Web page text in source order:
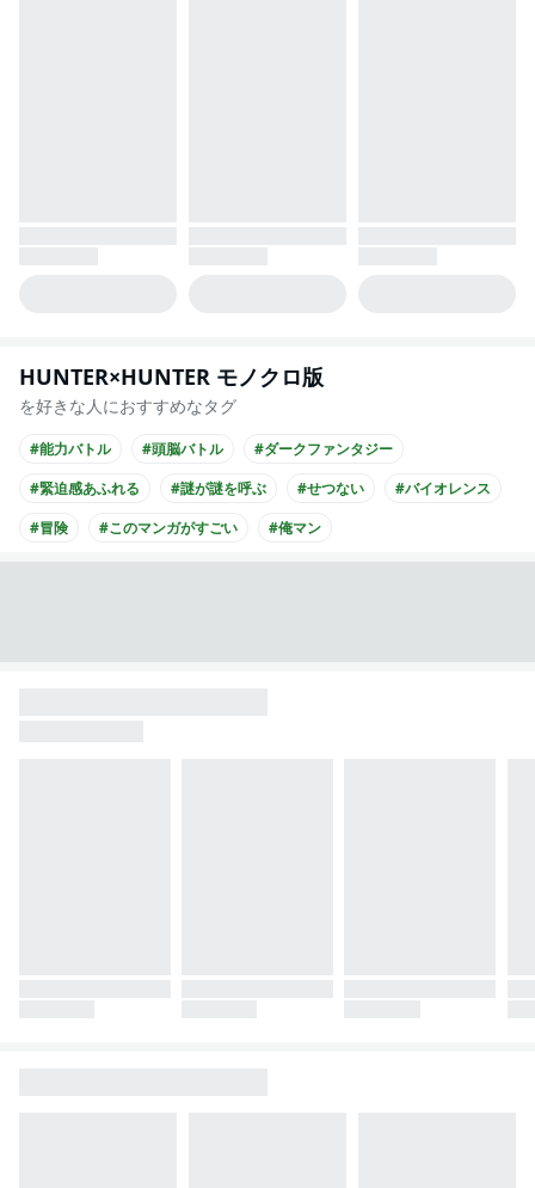
HUNTER×HUNTER モノクロ版
を好きな人におすすめなタグ
#能力バトル #頭脳バトル
#ダークファンタジー
#緊迫感あふれる
#謎が謎を呼ぶ #せつない
#バイオレンス
#冒険
#このマンガがすごい #俺マン